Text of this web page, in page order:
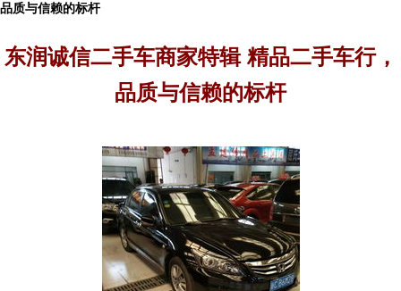
品质与信赖的标杆
东润诚信二手车商家特辑 精品二手车行，
品质与信赖的标杆